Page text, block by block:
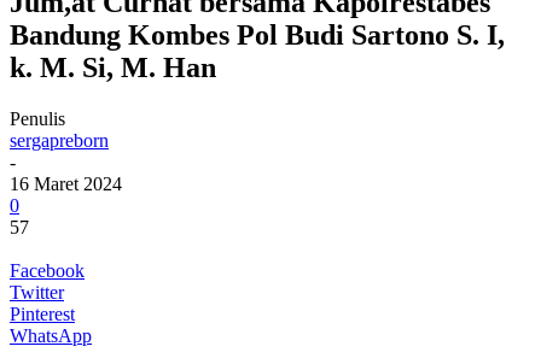
Bandung Kombes Pol Budi Sartono S. I,
k. M. Si, M. Han
Penulis
sergapreborn
-
16 Maret 2024
0
57
Facebook
Twitter
Pinterest
WhatsApp